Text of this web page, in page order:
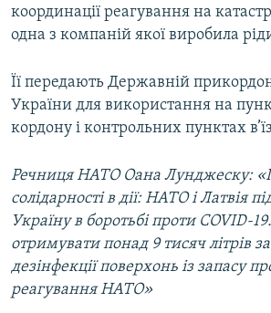
координації реагування на
одна з компаній якої виробила
Її передають Державній
України для використання на
кордону і контрольних пунктах
Речниця НАТО Оана Лунджеску:
солідарності в дії: НАТО і Латвія
Україну в боротьбі проти COVID-
отримувати понад 9 тисяч літрів
дезінфекції поверхонь із запасу
реагування НАТО»